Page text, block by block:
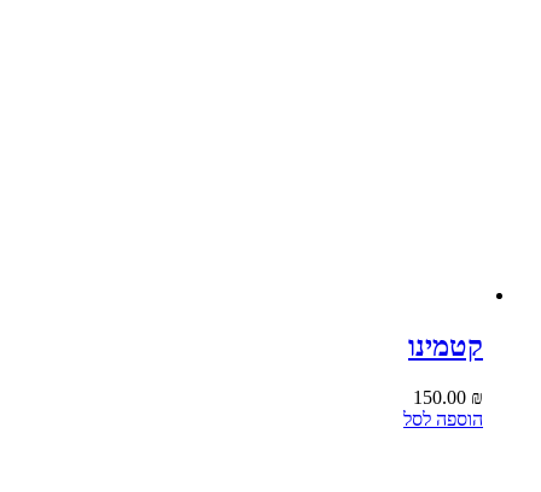
קטמינו
150.00 ₪
הוספה לסל